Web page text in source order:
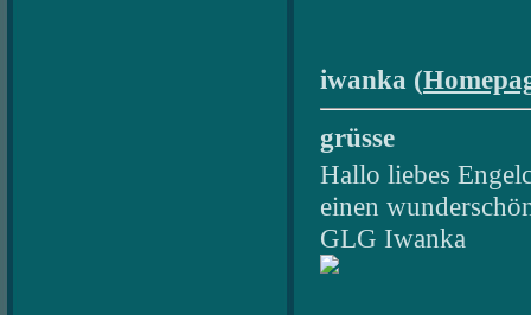
iwanka (
grüsse
Hallo liebes
einen
GLG Iwanka